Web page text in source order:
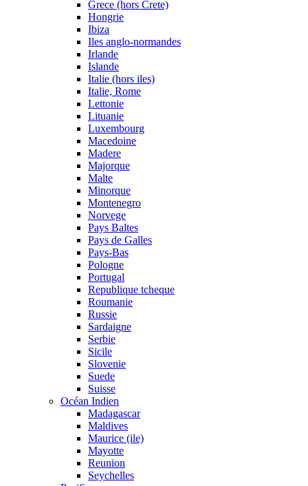
Grece (hors Crete)
Hongrie
Ibiza
Iles anglo-normandes
Irlande
Islande
Italie (hors iles)
Italie, Rome
Lettonie
Lituanie
Luxembourg
Macedoine
Madere
Majorque
Malte
Minorque
Montenegro
Norvege
Pays Baltes
Pays de Galles
Pays-Bas
Pologne
Portugal
Republique tcheque
Roumanie
Russie
Sardaigne
Serbie
Sicile
Slovenie
Suede
Suisse
Océan Indien
Madagascar
Maldives
Maurice (ile)
Mayotte
Reunion
Seychelles